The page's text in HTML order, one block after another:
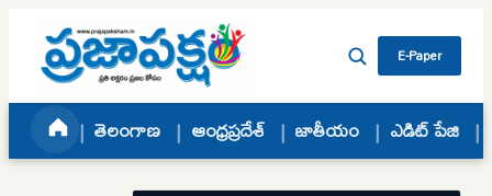
Skip to content
E-Paper
తెలంగాణ ఆంధ్రప్రదేశ్ జాతీయం ఎడిట్ పేజి